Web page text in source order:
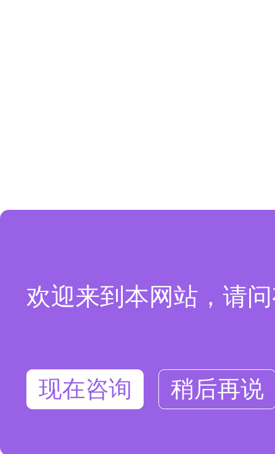
欢迎来到本网站，请
现在咨询 稍后再说